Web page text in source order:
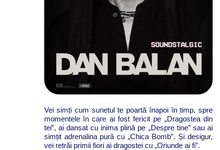
Vei simți cum sunetul te poartă înapoi în timp, spre
momentele în care ai fost fericit pe „Dragostea din
tei”, ai dansat cu inima plină pe „Despre tine” sau ai
simțit adrenalina pură cu „Chica Bomb”. Și desigur,
vei retrăi primii fiori ai dragostei cu „Oriunde ai fi”.